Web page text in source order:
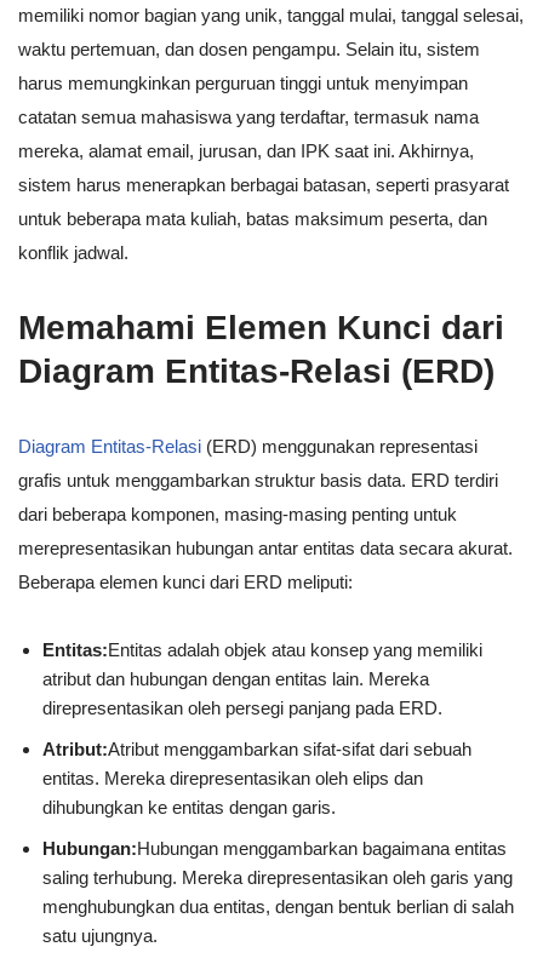
memiliki nomor bagian yang unik, tanggal mulai, tanggal selesai,
waktu pertemuan, dan dosen pengampu. Selain itu, sistem
harus memungkinkan perguruan tinggi untuk menyimpan
catatan semua mahasiswa yang terdaftar, termasuk nama
mereka, alamat email, jurusan, dan IPK saat ini. Akhirnya,
sistem harus menerapkan berbagai batasan, seperti prasyarat
untuk beberapa mata kuliah, batas maksimum peserta, dan
konflik jadwal.
Memahami Elemen Kunci dari
Diagram Entitas-Relasi (ERD)
Diagram Entitas-Relasi (ERD) menggunakan representasi
grafis untuk menggambarkan struktur basis data. ERD terdiri
dari beberapa komponen, masing-masing penting untuk
merepresentasikan hubungan antar entitas data secara akurat.
Beberapa elemen kunci dari ERD meliputi:
Entitas:Entitas adalah objek atau konsep yang memiliki
atribut dan hubungan dengan entitas lain. Mereka
direpresentasikan oleh persegi panjang pada ERD.
Atribut:Atribut menggambarkan sifat-sifat dari sebuah
entitas. Mereka direpresentasikan oleh elips dan
dihubungkan ke entitas dengan garis.
Hubungan:Hubungan menggambarkan bagaimana entitas
saling terhubung. Mereka direpresentasikan oleh garis yang
menghubungkan dua entitas, dengan bentuk berlian di salah
satu ujungnya.